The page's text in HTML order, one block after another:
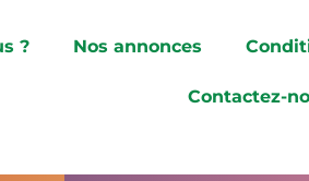
? Nos annonces
Contactez-